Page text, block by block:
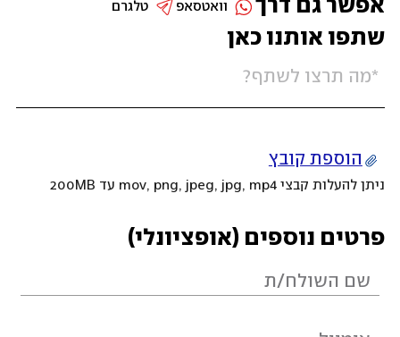
שתפו אותנו כאן
הוספת קובץ
ניתן להעלות קבצי mov, png, jpeg, jpg, mp4 עד 200MB
פרטים נוספים (אופציונלי)
אפשר גם דרך טלגרם וואטסאפ